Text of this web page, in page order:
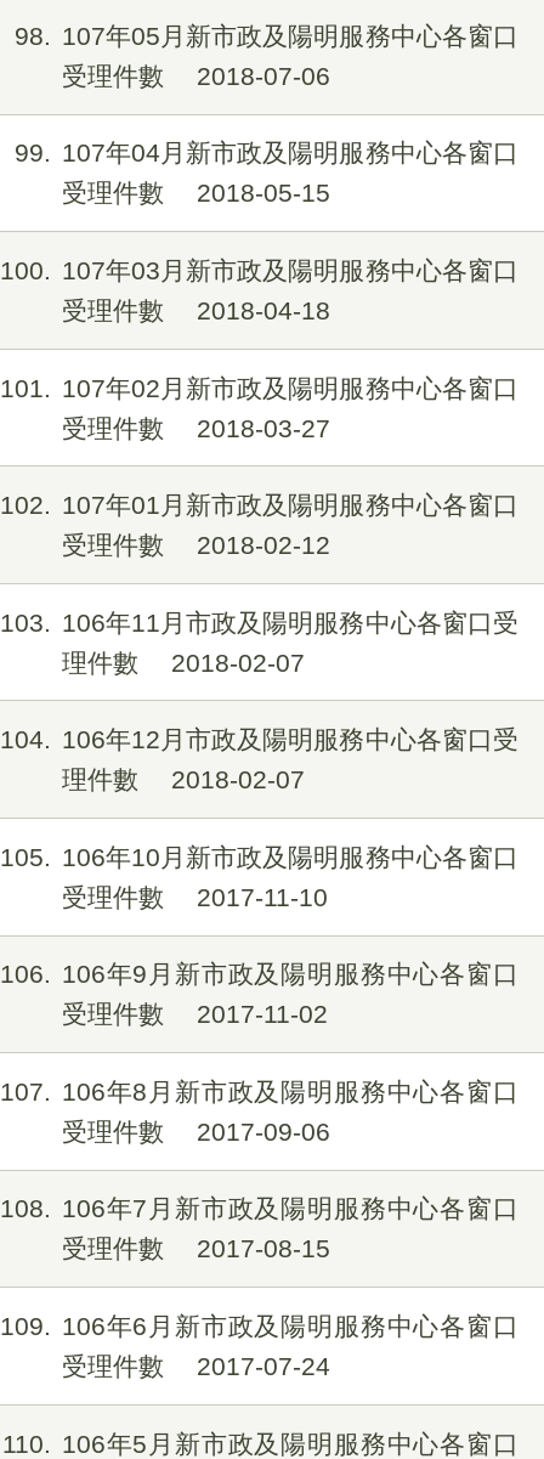
98
107年05月新市政及陽明服務中心各窗口
受理件數
2018-07-06
99
107年04月新市政及陽明服務中心各窗口
受理件數
2018-05-15
100
107年03月新市政及陽明服務中心各窗口
受理件數
2018-04-18
101
107年02月新市政及陽明服務中心各窗口
受理件數
2018-03-27
102
107年01月新市政及陽明服務中心各窗口
受理件數
2018-02-12
103
106年11月市政及陽明服務中心各窗口受
理件數
2018-02-07
104
106年12月市政及陽明服務中心各窗口受
理件數
2018-02-07
105
106年10月新市政及陽明服務中心各窗口
受理件數
2017-11-10
106
106年9月新市政及陽明服務中心各窗口
受理件數
2017-11-02
107
106年8月新市政及陽明服務中心各窗口
受理件數
2017-09-06
108
106年7月新市政及陽明服務中心各窗口
受理件數
2017-08-15
109
106年6月新市政及陽明服務中心各窗口
受理件數
2017-07-24
110
106年5月新市政及陽明服務中心各窗口